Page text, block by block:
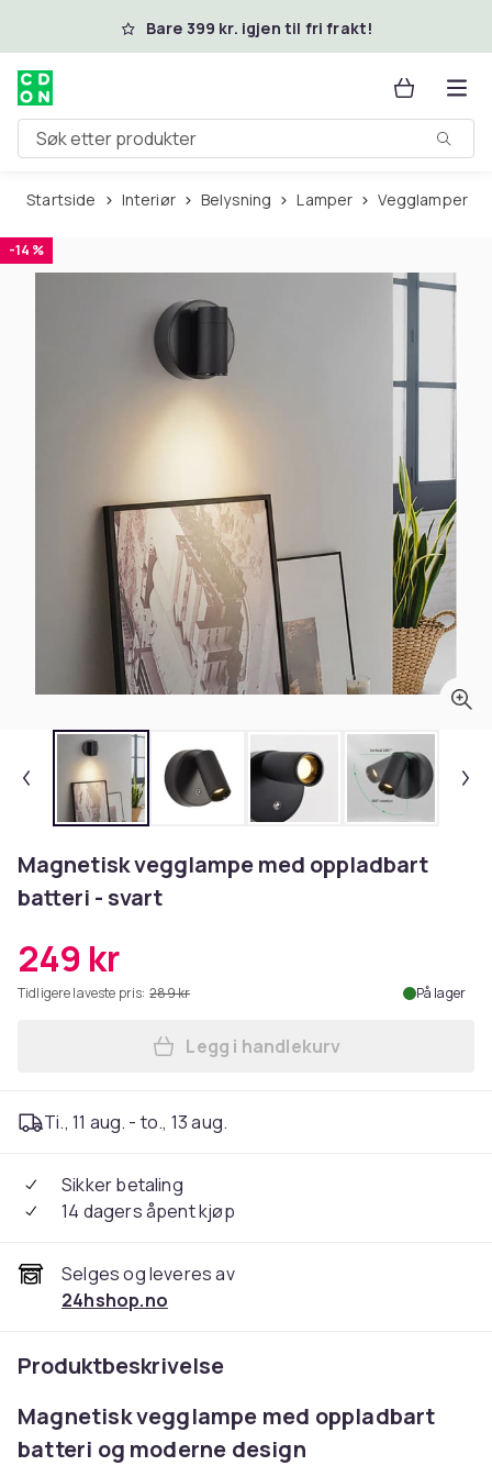
Hopp til hovedinnholdBare 399 kr. igjen til fri frakt!
Søk etter produkter
Startside Interiør Belysning Lamper Vegglamper
-14 %
Magnetisk vegglampe med oppladbart
batteri - svart
249 kr
Tidligere laveste pris: 289 kr På lager
Legg Magnetisk
Legg i handlekurv
Ti., 11 aug. - to., 13 aug.
Sikker betaling
14 dagers åpent kjøp
Selges og leveres av
24hshop.no
Produktbeskrivelse
Magnetisk vegglampe med oppladbart
batteri og moderne design